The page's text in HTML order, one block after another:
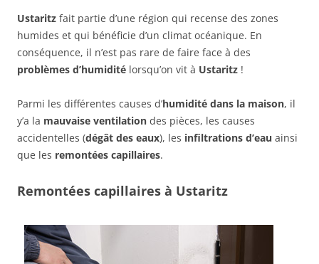
Ustaritz fait partie d’une région qui recense des zones
humides et qui bénéficie d’un climat océanique. En
conséquence, il n’est pas rare de faire face à des
problèmes d’humidité lorsqu’on vit à Ustaritz !
Parmi les différentes causes d’humidité dans la maison, il
y’a la mauvaise ventilation des pièces, les causes
accidentelles (dégât des eaux), les infiltrations d’eau ainsi
que les remontées capillaires.
Remontées capillaires à Ustaritz